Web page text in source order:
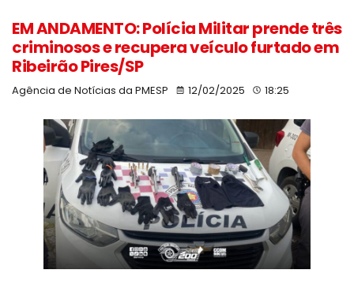
EM ANDAMENTO: Polícia Militar prende três
criminosos e recupera veículo furtado em
Ribeirão Pires/SP
Agência de Notícias da PMESP 12/02/2025 18:25